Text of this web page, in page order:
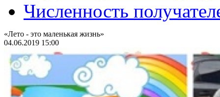
Численность
«Лето - это маленькая жизнь»
04.06.2019 15:00